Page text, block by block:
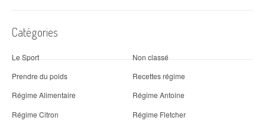
Catégories
Le Sport
Non classé
Prendre du poids
Recettes régime
Régime Alimentaire
Régime Antoine
Régime Citron
Régime Fletcher